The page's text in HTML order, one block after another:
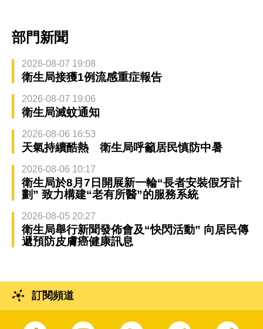
部門新聞
2026-08-07 19:08
衛生局接獲1例流感重症報告
2026-08-07 19:06
衛生局滅蚊通知
2026-08-06 16:53
天氣持續酷熱 衛生局呼籲居民慎防中暑
2026-08-06 10:17
衛生局於8月7日開展新一輪“長者安裝假牙計
劃” 致力構建“老有所醫”的服務系統
2026-08-05 20:27
衛生局舉行新聞發佈會及“快閃活動” 向居民傳
遞預防皮膚癌健康訊息
訂閱頻道